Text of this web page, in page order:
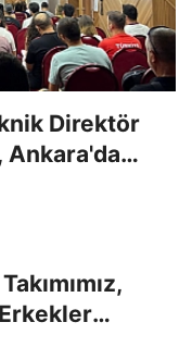
Direktör
Ankara'da